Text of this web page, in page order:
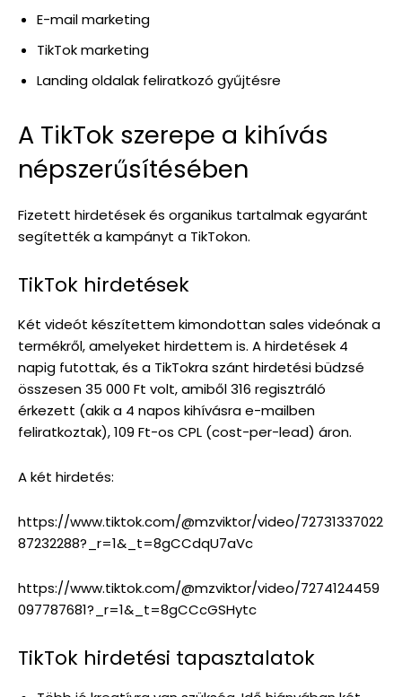
E-mail marketing
TikTok marketing
Landing oldalak feliratkozó gyűjtésre
A TikTok szerepe a kihívás
népszerűsítésében
Fizetett hirdetések és organikus tartalmak egyaránt
segítették a kampányt a TikTokon.
TikTok hirdetések
Két videót készítettem kimondottan sales videónak a
termékről, amelyeket hirdettem is. A hirdetések 4
napig futottak, és a TikTokra szánt hirdetési büdzsé
összesen 35 000 Ft volt, amiből 316 regisztráló
érkezett (akik a 4 napos kihívásra e-mailben
feliratkoztak), 109 Ft-os CPL (cost-per-lead) áron.
A két hirdetés:
https://www.tiktok.com/@mzviktor/video/72731337022
87232288?_r=1&_t=8gCCdqU7aVc
https://www.tiktok.com/@mzviktor/video/7274124459
097787681?_r=1&_t=8gCCcGSHytc
TikTok hirdetési tapasztalatok